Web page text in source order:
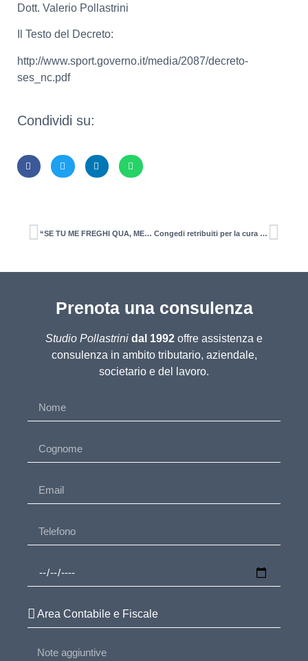
Dott. Valerio Pollastrini
Il Testo del Decreto:
http://www.sport.governo.it/media/2087/decreto-
ses_nc.pdf
Condividi su:
“SE TU ME FREGHI QUA, ME FREGHI SU TUTTO” Congedi retribuiti per la cura dei figli prorogati al 13 aprile
Prenota una consulenza
Studio Pollastrini dal 1992 offre assistenza e
consulenza in ambito tributario, aziendale,
societario e del lavoro.